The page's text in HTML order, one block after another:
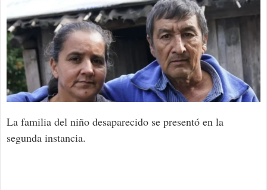
La familia del niño desaparecido se presentó en la
segunda instancia.